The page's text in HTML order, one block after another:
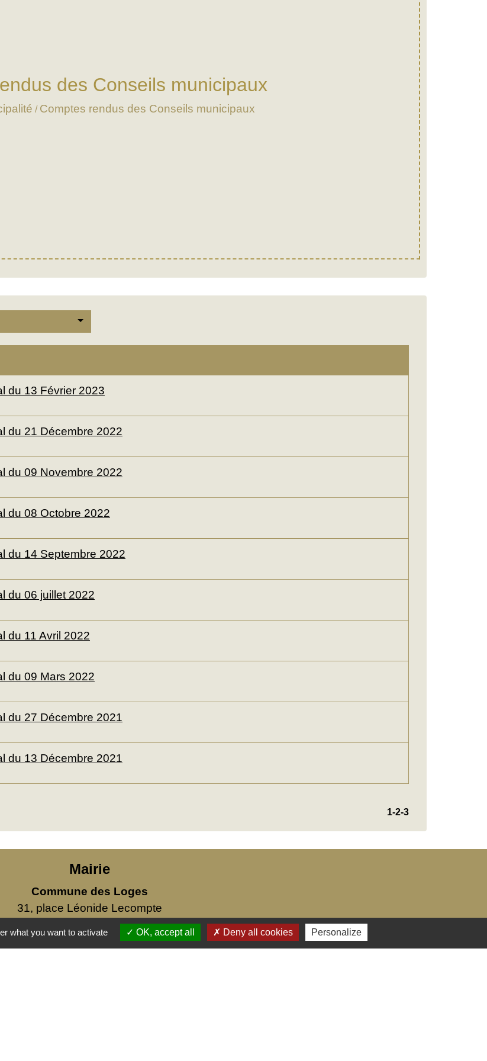
des Conseils municipaux
/ Comptes rendus des Conseils municipaux
du 13 Février 2023
du 21 Décembre 2022
du 09 Novembre 2022
du 08 Octobre 2022
du 14 Septembre 2022
du 06 juillet 2022
du 11 Avril 2022
du 09 Mars 2022
du 27 Décembre 2021
du 13 Décembre 2021
1-2-3
Mairie
Commune des Loges
31, place Léonide Lecompte
76790 Les Loges - FRANCE
+33 2 35 27 04 81
what you want to activate OK, accept all Deny all cookies Personalize